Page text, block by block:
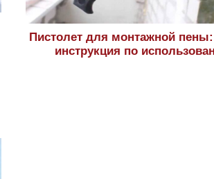
Пистолет для монтажной
инструкция по